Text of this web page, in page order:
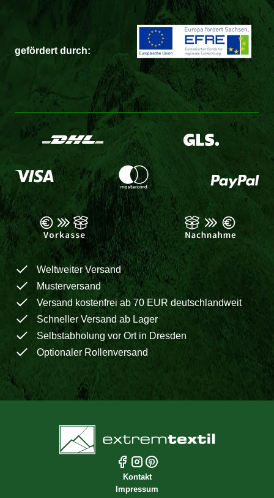
gefördert durch:
Weltweiter Versand
Musterversand
Versand kostenfrei ab 70 EUR deutschlandweit
Schneller Versand ab Lager
Selbstabholung vor Ort in Dresden
Optionaler Rollenversand
Kontakt
Impressum